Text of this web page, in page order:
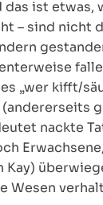
ist etwas,
– sind nicht
„wer kifft/
(andererseits
nackte
Wesen